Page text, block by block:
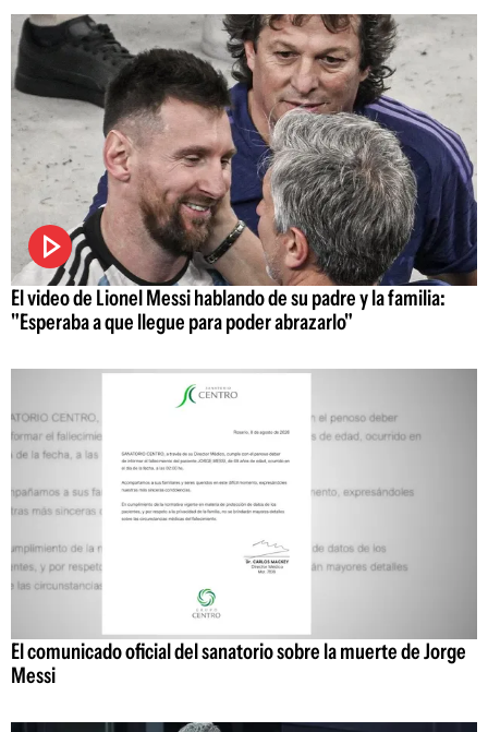
El video de Lionel Messi hablando de su padre y la familia:
"Esperaba a que llegue para poder abrazarlo"
El comunicado oficial del sanatorio sobre la muerte de Jorge
Messi